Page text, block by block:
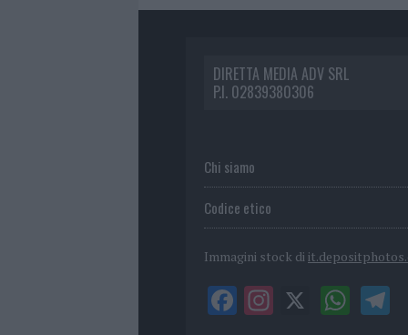
DIRETTA MEDIA ADV SRL
P.I. 02839380306
Chi siamo
Codice etico
Immagini stock di